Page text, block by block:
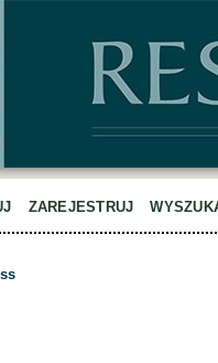
ZAREJESTRUJ